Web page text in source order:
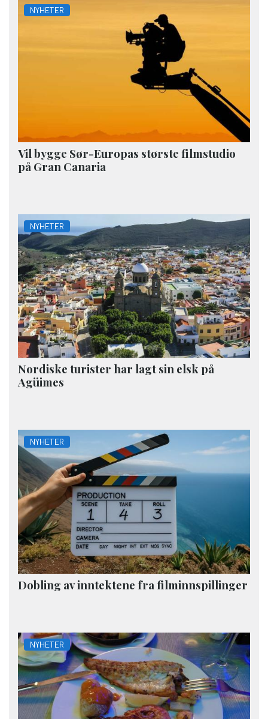
NYHETER
Vil bygge Sør-Europas største filmstudio
på Gran Canaria
NYHETER
Nordiske turister har lagt sin elsk på
Agüimes
NYHETER
Dobling av inntektene fra filminnspillinger
NYHETER